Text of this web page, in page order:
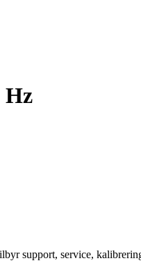
Hz
support, service,